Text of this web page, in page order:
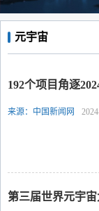
元宇宙
192个项目角逐
来源：中国新闻网
第三届世界元宇